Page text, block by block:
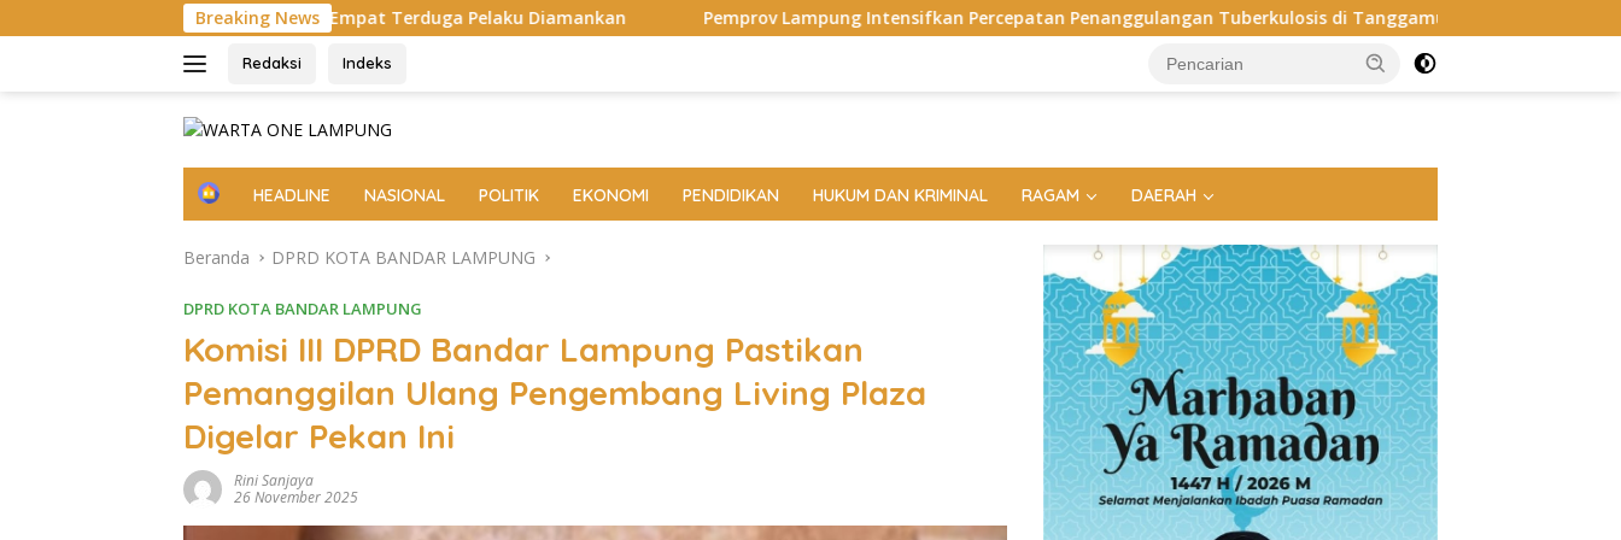
ke
Breaking News
Empat Terduga Pelaku Diamankan Pemprov Lampung Intensifkan Percepatan Penanggulangan Tuberkulosis di Tanggamus Apel Perdana: Kapolres Way Kanan
Redaksi Indeks
H
e
HEADLINE NASIONAL POLITIK EKONOMI PENDIDIKAN HUKUM DAN KRIMINAL RAGAM DAERAH
Beranda DPRD KOTA BANDAR LAMPUNG
DPRD KOTA BANDAR LAMPUNG
Komisi III DPRD Bandar Lampung Pastikan
Pemanggilan Ulang Pengembang Living Plaza
Digelar Pekan Ini
Rini Sanjaya
26 November 2025